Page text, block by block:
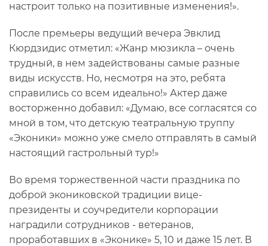
настроит только на позитивные изменения!».
После премьеры ведущий вечера Эвклид
Кюрдзидис отметил: «Жанр мюзикла – очень
трудный, в нем задействованы самые разные
виды искусств. Но, несмотря на это, ребята
справились со всем идеально!» Актер даже
восторженно добавил: «Думаю, все согласятся со
мной в том, что детскую театральную труппу
«Эконики» можно уже смело отправлять в самый
настоящий гастрольный тур!»
Во время торжественной части праздника по
доброй экониковской традиции вице-
президенты и соучредители корпорации
наградили сотрудников - ветеранов,
проработавших в «Эконике» 5, 10 и даже 15 лет. В